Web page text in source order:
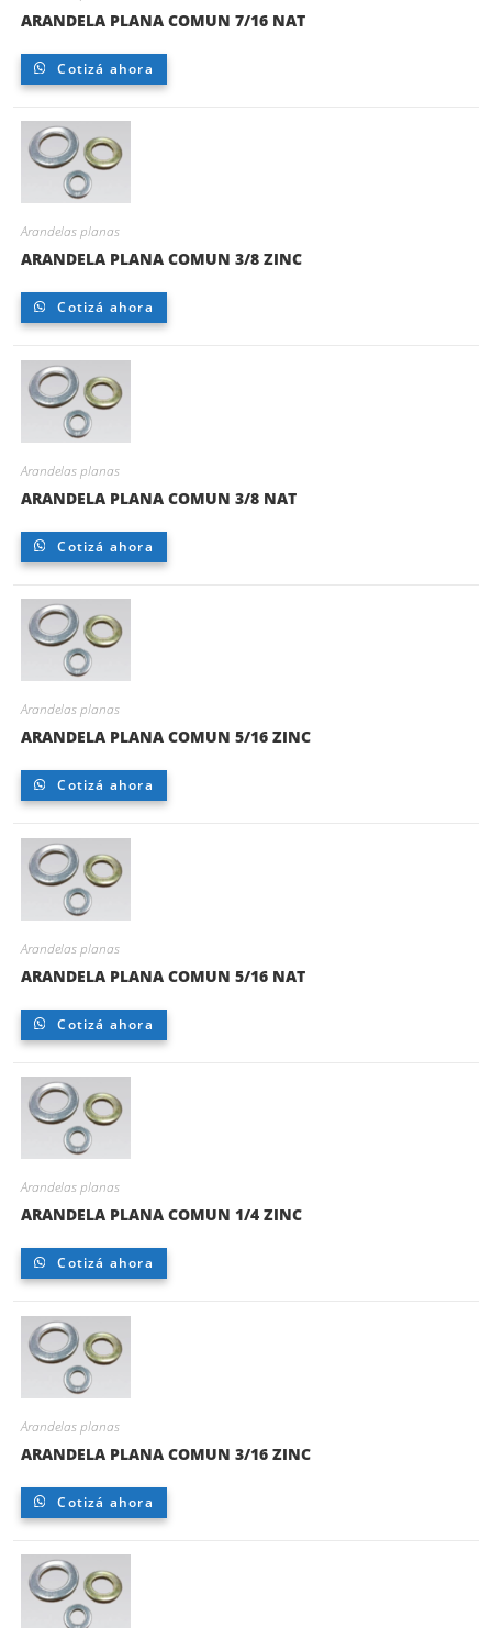
ARANDELA PLANA COMUN 7/16 NAT
Cotizá ahora
Arandelas planas
ARANDELA PLANA COMUN 3/8 ZINC
Cotizá ahora
Arandelas planas
ARANDELA PLANA COMUN 3/8 NAT
Cotizá ahora
Arandelas planas
ARANDELA PLANA COMUN 5/16 ZINC
Cotizá ahora
Arandelas planas
ARANDELA PLANA COMUN 5/16 NAT
Cotizá ahora
Arandelas planas
ARANDELA PLANA COMUN 1/4 ZINC
Cotizá ahora
Arandelas planas
ARANDELA PLANA COMUN 3/16 ZINC
Cotizá ahora